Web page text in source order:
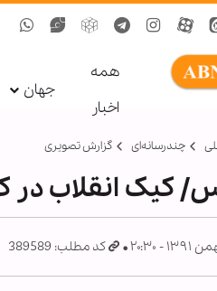
همه
اخبار
جهان
چندرسانه‌ای گزارش تصويری
کیک انقلاب در
کد مطلب: 389589